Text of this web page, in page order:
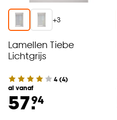
+3
Lamellen Tiebe
Lichtgrijs
4(4)
al vanaf
57.94